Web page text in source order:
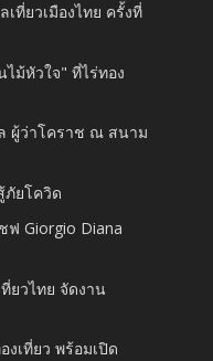
เที่ยวเมืองไทย ครั้งที่
ม้หัวใจ" ที่ไร่ทอง
ผู้ว่าโคราช ณ สนาม
ภัยโควิด
ฟ Giorgio Diana
ยวไทย จัดงาน
งเที่ยว พร้อมเปิด